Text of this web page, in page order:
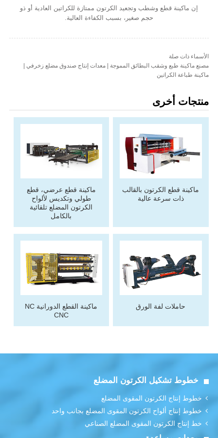
إن ماكينة قطع وشطب وتجعيد الكرتون ممتازة للكراتين العادية أو ذو
حجم صغير، بسبب الكفاءة العالية.
الأسماء ذات صلة
مصنع ماكينة طبع وشقب البطائق المموجة | معدات إنتاج صندوق مضلع زخرفي |
ماكينة طباعة الكراتين
منتجات أخرى
ماكينة قطع الكرتون بالقالب
ذات سرعة عالية
ماكينة قطع عرضي، قطع
طولي وتكديس لألواح
الكرتون المضلع تلقائية
بالكامل
حاملات لفة الورق
ماكينة القطع الدورانية NC
CNC
خطوط تشكيل الكرتون المضلع
خطوط إنتاج الكرتون المقوى المضلع
خطوط إنتاج ألواح الكرتون المقوى المضلع بجانب واحد
خط إنتاج الكرتون المقوى المضلع الصناعي